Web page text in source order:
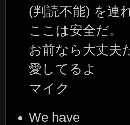
(判読不能) を連
ここは安全だ。
お前なら大丈夫
愛してるよ
マイク
We have